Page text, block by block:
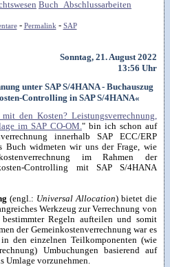
Buch_Abschlussarbeiten
- Permalink- SAP
Sonntag, 21. August 2022
13:56 Uhr
unter SAP S/4HANA - Buchauszug
Controlling in SAP S/4HANA«
den Kosten? Leistungsverrechnung,
im SAP CO-OM." bin ich schon auf
innerhalb SAP ECC/ERP
Buch widmeten wir uns der Frage, wie
im Rahmen der
Controlling mit SAP S/4HANA
(engl.: Universal Allocation) bietet die
Werkzeug zur Verrechnung von
Regeln aufteilen und somit
der Gemeinkostenverrechnung war es
den einzelnen Teilkomponenten (wie
Umbuchungen basierend auf
Umlage vorzunehmen.